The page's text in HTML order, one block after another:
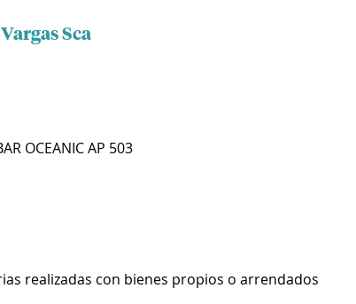
Sca
OCEANIC AP 503
realizadas con bienes propios o arrendados